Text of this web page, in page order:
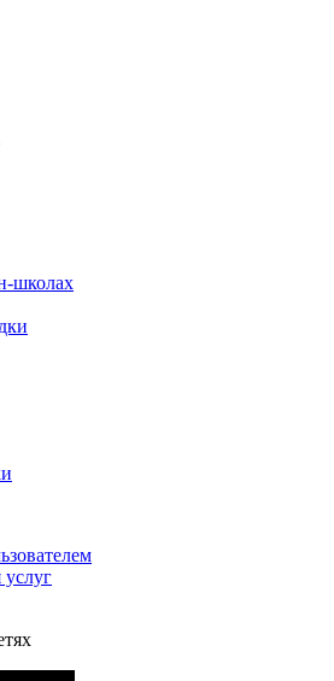
школах
услуг